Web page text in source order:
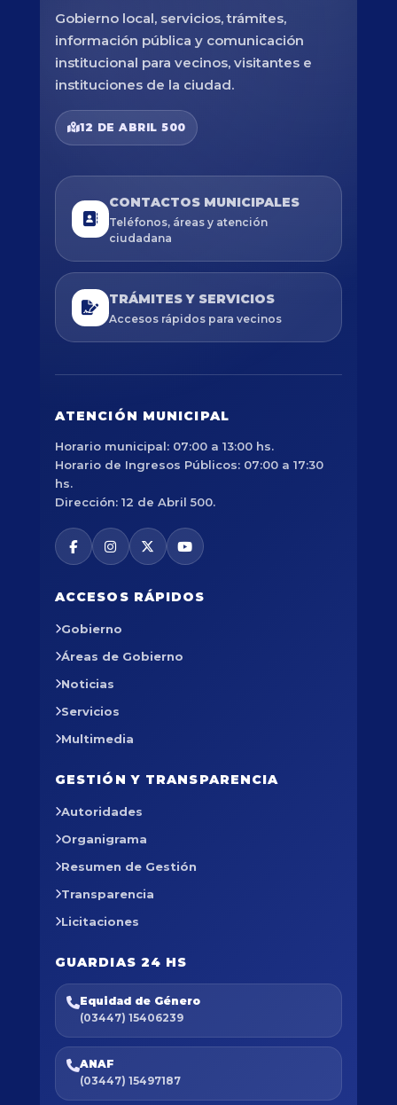
Gobierno local, servicios, trámites,
información pública y comunicación
institucional para vecinos, visitantes e
instituciones de la ciudad.
12 DE ABRIL 500
CONTACTOS MUNICIPALES
Teléfonos, áreas y atención
ciudadana
TRÁMITES Y SERVICIOS
Accesos rápidos para vecinos
ATENCIÓN MUNICIPAL
Horario municipal: 07:00 a 13:00 hs.
Horario de Ingresos Públicos: 07:00 a 17:30
hs.
Dirección: 12 de Abril 500.
ACCESOS RÁPIDOS
Gobierno
Áreas de Gobierno
Noticias
Servicios
Multimedia
GESTIÓN Y TRANSPARENCIA
Autoridades
Organigrama
Resumen de Gestión
Transparencia
Licitaciones
GUARDIAS 24 HS
Equidad de Género
(03447) 15406239
ANAF
(03447) 15497187